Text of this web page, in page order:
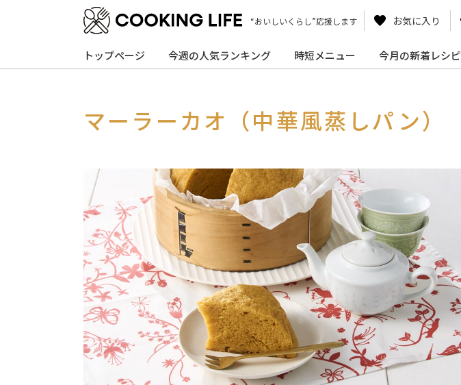
“おいしいくらし”応援します お気に入り
トップページ 今週の人気ランキング 時短メニュー 今月の新着レシピ
マーラーカオ（中華風蒸しパン）